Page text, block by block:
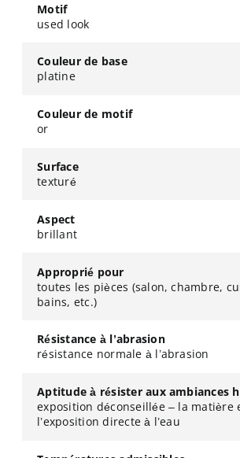
Motif
used look
Couleur de base
platine
Couleur de motif
or
Surface
texturé
Aspect
brillant
Approprié pour
toutes les pièces (salon, chambre,
bains, etc.)
Résistance à l’abrasion
résistance normale à l’abrasion
Aptitude à résister aux ambiances
exposition déconseillée – la matière
l’exposition directe à l’eau